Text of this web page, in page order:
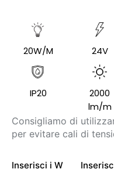
20W/M
IP20
24V
2000
lm/m
Consigliamo di
per evitare cali di
Inserisci i W